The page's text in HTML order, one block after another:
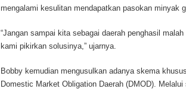
mengalami kesulitan mendapatkan pasokan minyak
“Jangan sampai kita sebagai daerah penghasil
kami pikirkan solusinya,” ujarnya.
Bobby kemudian mengusulkan adanya skema
Domestic Market Obligation Daerah (DMOD).